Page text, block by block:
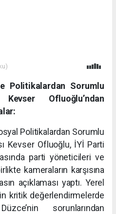
Politikalardan Sorumlu
Kevser Ofluoğlu’ndan
Politikalardan Sorumlu
Kevser Ofluoğlu, İYİ Parti
parti yöneticileri ve
kameraların karşısına
açıklaması yaptı. Yerel
kritik değerlendirmelerde
sorunlarından